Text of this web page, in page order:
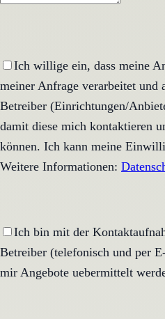
Ich willige ein, dass meine
meiner Anfrage verarbeitet und
Betreiber (Einrichtungen/
damit diese mich kontaktieren
können. Ich kann meine
Weitere Informationen:
Ich bin mit der
Betreiber (telefonisch und per
mir Angebote uebermittelt